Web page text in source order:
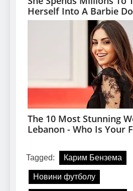
Tagged: Карим Бензема
Новини футболу